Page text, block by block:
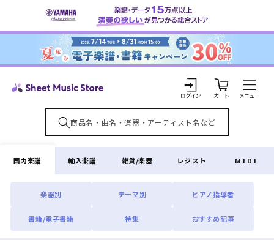
ンツに
ロ
グ
イ
ン
カ
ー
ト
国内楽譜
楽器別 テーマ別 ピアノ指導者
書籍/電子書籍 特集 おすすめ記事
輸入楽譜 雑貨/楽器 レジスト MIDI